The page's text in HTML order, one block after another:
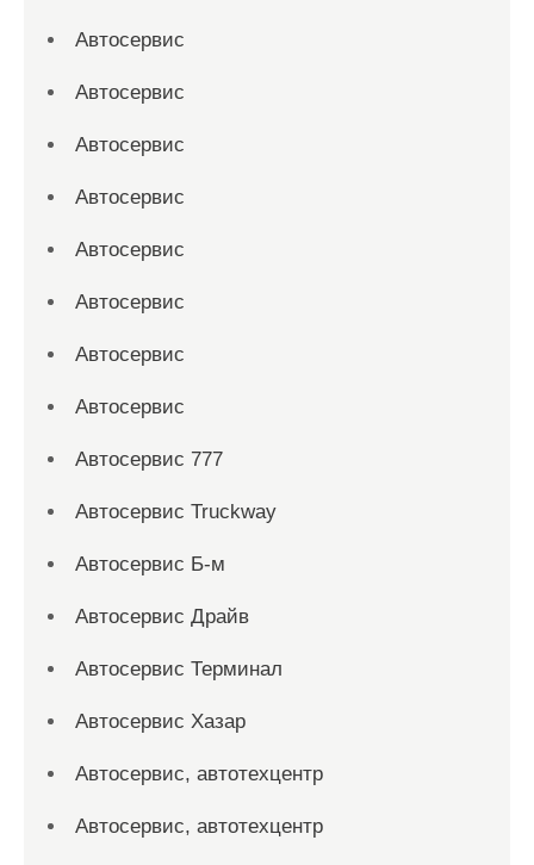
Автосервис
Автосервис
Автосервис
Автосервис
Автосервис
Автосервис
Автосервис
Автосервис
Автосервис 777
Автосервис Truckway
Автосервис Б-м
Автосервис Драйв
Автосервис Терминал
Автосервис Хазар
Автосервис, автотехцентр
Автосервис, автотехцентр